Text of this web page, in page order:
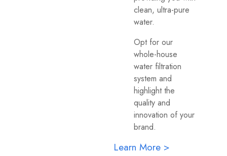
clean, ultra-pure
water.
Opt for our
whole-house
water filtration
system and
highlight the
quality and
innovation of your
brand.
Learn More >